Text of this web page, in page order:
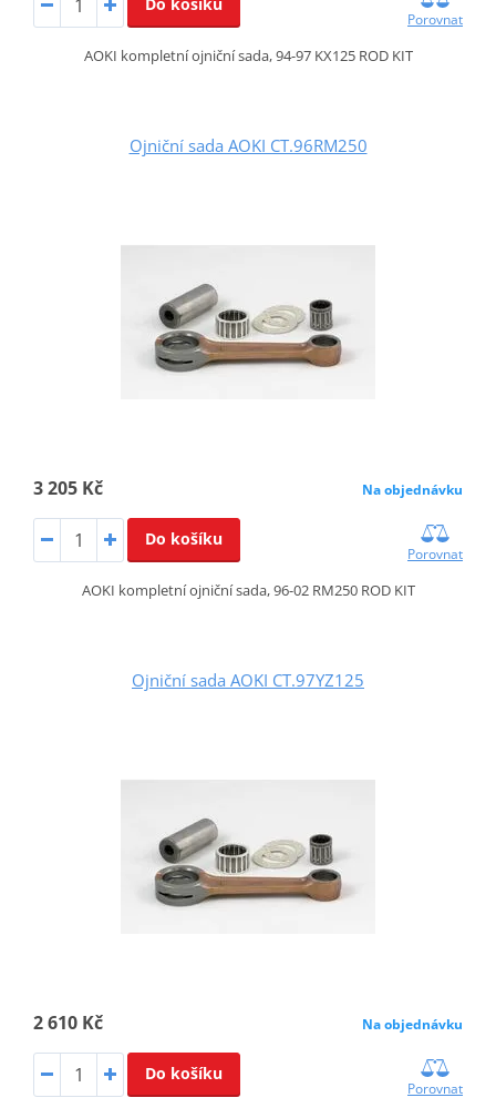
Porovnat
AOKI kompletní ojniční sada, 94-97 KX125 ROD KIT
Ojniční sada AOKI CT.96RM250
3 205 Kč Na objednávku
Do košíku
Porovnat
AOKI kompletní ojniční sada, 96-02 RM250 ROD KIT
Ojniční sada AOKI CT.97YZ125
2 610 Kč Na objednávku
Do košíku
Porovnat